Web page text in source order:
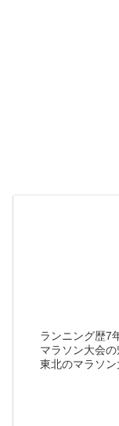
ランニング歴7
マラソン大会の
東北のマラソン